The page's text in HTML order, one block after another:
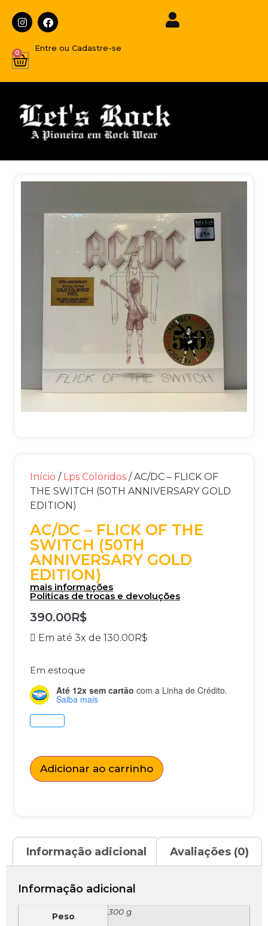
Entre ou Cadastre-se
0
Início / Lps Coloridos / AC/DC – FLICK OF
THE SWITCH (50TH ANNIVERSARY GOLD
EDITION)
AC/DC – FLICK OF THE
SWITCH (50TH
ANNIVERSARY GOLD
EDITION)
mais informações
Politicas de trocas e devoluções
390.00R$
Em até 3x de 130.00 R$
Em estoque
Até 12x sem cartão com a Linha de Crédito.
Saiba mais
Adicionar ao carrinho
Informação adicional Avaliações (0)
Informação adicional
Peso 300 g